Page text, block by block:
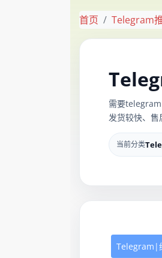
首页 Telegram
需要
发货较快、售
当前分类
Telegram|